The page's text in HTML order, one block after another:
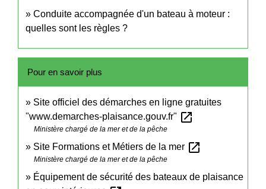
Conduite accompagnée d'un bateau à moteur :
quelles sont les règles ?
Pour en savoir plus
Site officiel des démarches en ligne gratuites
"www.demarches-plaisance.gouv.fr" open_in_new
Ministère chargé de la mer et de la pêche
Site Formations et Métiers de la mer open_in_new
Ministère chargé de la mer et de la pêche
Équipement de sécurité des bateaux de plaisance